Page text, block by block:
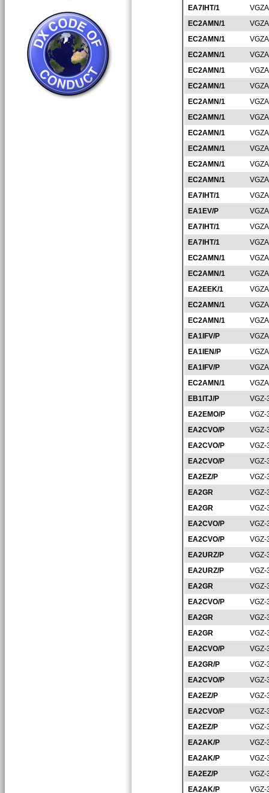
EA7IHT/1
EC2AMN/1
EC2AMN/1
EC2AMN/1
EC2AMN/1
EC2AMN/1
EC2AMN/1
EC2AMN/1
EC2AMN/1
EC2AMN/1
EC2AMN/1
EC2AMN/1
EA7IHT/1
EA1EV/P
EA7IHT/1
EA7IHT/1
EC2AMN/1
EC2AMN/1
EA2EEK/1
EC2AMN/1
EC2AMN/1
EA1IFV/P
EA1IEN/P
EA1IFV/P
EC2AMN/1
EB1ITJ/P
VGZ-
EA2EMO/P
VGZ-
EA2CVO/P
VGZ-
EA2CVO/P
VGZ-
EA2CVO/P
VGZ-
EA2EZ/P
VGZ-
EA2GR
VGZ-
EA2GR
VGZ-
EA2CVO/P
VGZ-
EA2CVO/P
VGZ-
EA2URZ/P
VGZ-
EA2URZ/P
VGZ-
EA2GR
VGZ-
EA2CVO/P
VGZ-
EA2GR
VGZ-
EA2GR
VGZ-
EA2CVO/P
VGZ-
EA2GR/P
VGZ-
EA2CVO/P
VGZ-
EA2EZ/P
VGZ-
EA2CVO/P
VGZ-
EA2EZ/P
VGZ-
EA2AK/P
VGZ-
EA2AK/P
VGZ-
EA2EZ/P
VGZ-
EA2AK/P
VGZ-